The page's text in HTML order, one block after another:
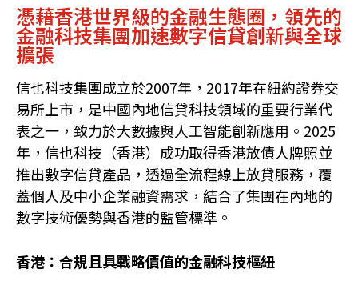
憑藉香港世界級的金融生態圈，領先的
金融科技集團加速數字信貸創新與全球
擴張
信也科技集團成立於2007年，2017年在紐約證券交
易所上市，是中國內地信貸科技領域的重要行業代
表之一，致力於大數據與人工智能創新應用。2025
年，信也科技（香港）成功取得香港放債人牌照並
推出數字信貸產品，透過全流程線上放貸服務，覆
蓋個人及中小企業融資需求，結合了集團在內地的
數字技術優勢與香港的監管標準。
香港：合規且具戰略價值的金融科技樞紐